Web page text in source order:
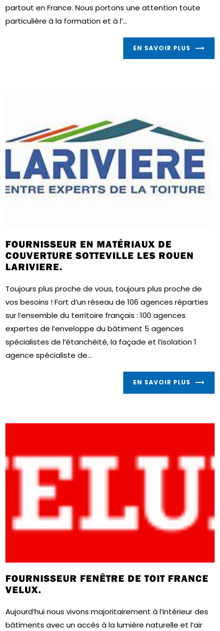
partout en France. Nous portons une attention toute
particulière à la formation et à l’...
EN SAVOIR PLUS
FOURNISSEUR EN MATÉRIAUX DE
COUVERTURE SOTTEVILLE LES ROUEN
LARIVIERE.
Toujours plus proche de vous, toujours plus proche de
vos besoins ! Fort d’un réseau de 106 agences réparties
sur l’ensemble du territoire français : 100 agences
expertes de l’enveloppe du bâtiment 5 agences
spécialistes de l’étanchéité, la façade et l’isolation 1
agence spécialiste de...
EN SAVOIR PLUS
FOURNISSEUR FENÊTRE DE TOIT FRANCE
VELUX.
Aujourd’hui nous vivons majoritairement à l’intérieur des
bâtiments avec un accès à la lumière naturelle et l’air